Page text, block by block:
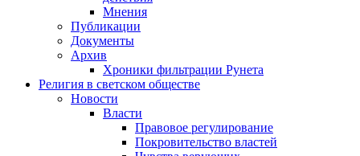
Мнения
Публикации
Документы
Архив
Хроники фильтрации Рунета
Религия в светском обществе
Новости
Власти
Правовое регулирование
Покровительство властей